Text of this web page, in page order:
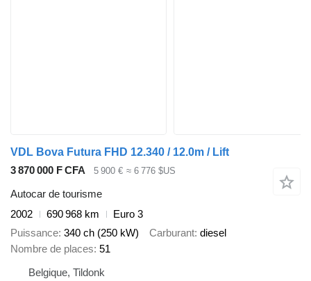
VDL Bova Futura FHD 12.340 / 12.0m / Lift
3 870 000 F CFA
5 900 € ≈ 6 776 $US
Autocar de tourisme
2002
690 968 km
Euro 3
Puissance 340 ch (250 kW) Carburant diesel
Nombre de places 51
Belgique, Tildonk